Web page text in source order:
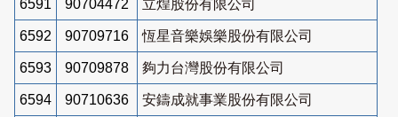
6591 90704472 立煌股份有限公司
6592 90709716 恆星音樂娛樂股份有限公司
6593 90709878 夠力台灣股份有限公司
6594 90710636 安鑄成就事業股份有限公司